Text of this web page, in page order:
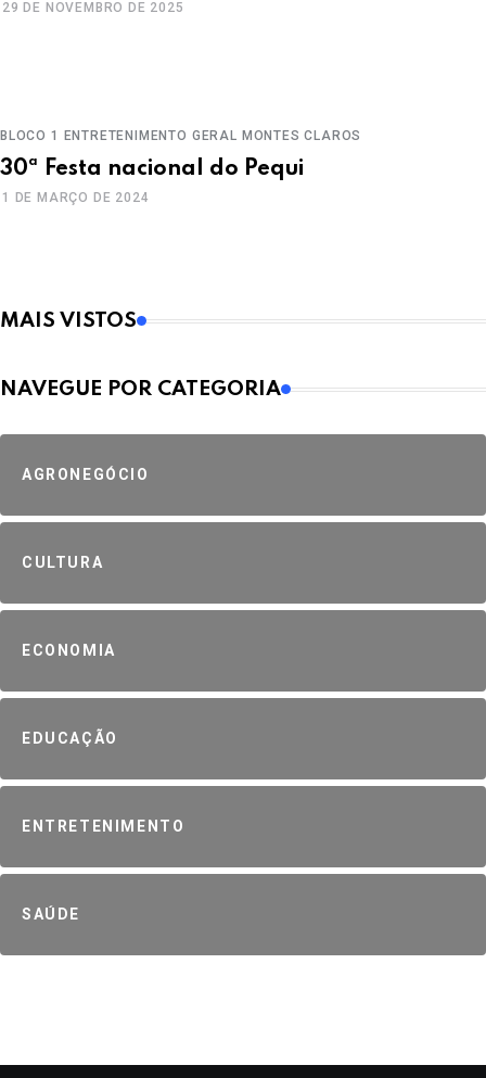
29 DE NOVEMBRO DE 2025
BLOCO 1 ENTRETENIMENTO GERAL MONTES CLAROS
30ª Festa nacional do Pequi
1 DE MARÇO DE 2024
MAIS VISTOS
NAVEGUE POR CATEGORIA
AGRONEGÓCIO
CULTURA
ECONOMIA
EDUCAÇÃO
ENTRETENIMENTO
SAÚDE